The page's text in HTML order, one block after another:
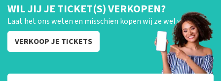
WIL JIJ JE TICKET(S) VERKOPEN?
Laat het ons weten en misschien kopen wij ze wel van je!
VERKOOP JE TICKETS